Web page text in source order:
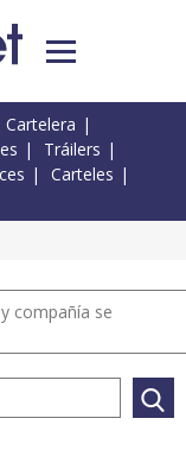
Cartelera
Tráilers
Carteles
compañía se